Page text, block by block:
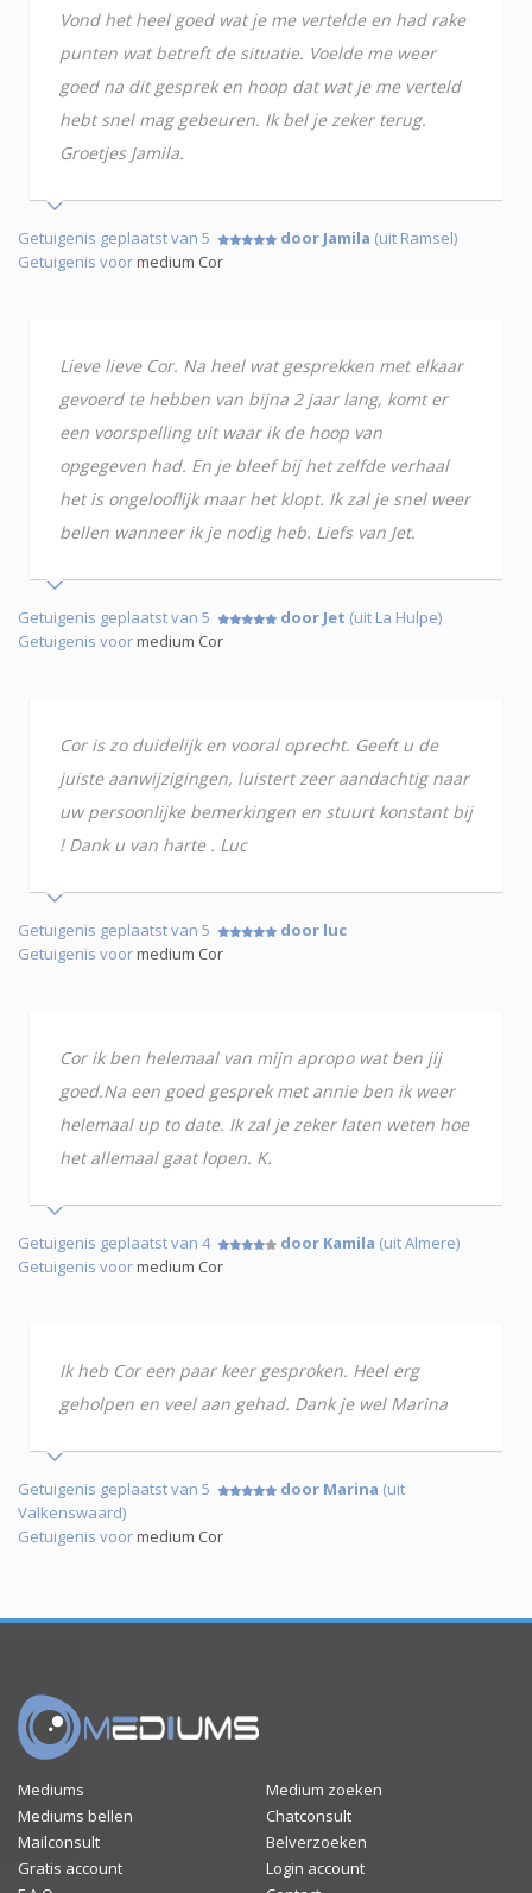
Vond het heel goed wat je me vertelde en had rake
punten wat betreft de situatie. Voelde me weer
goed na dit gesprek en hoop dat wat je me verteld
hebt snel mag gebeuren. Ik bel je zeker terug.
Groetjes Jamila.
Getuigenis geplaatst van 5 door Jamila (uit Ramsel)
Getuigenis voormedium Cor
Lieve lieve Cor. Na heel wat gesprekken met elkaar
gevoerd te hebben van bijna 2 jaar lang, komt er
een voorspelling uit waar ik de hoop van
opgegeven had. En je bleef bij het zelfde verhaal
het is ongelooflijk maar het klopt. Ik zal je snel weer
bellen wanneer ik je nodig heb. Liefs van Jet.
Getuigenis geplaatst van 5 door Jet (uit La Hulpe)
Getuigenis voormedium Cor
Cor is zo duidelijk en vooral oprecht. Geeft u de
juiste aanwijzigingen, luistert zeer aandachtig naar
uw persoonlijke bemerkingen en stuurt konstant bij
! Dank u van harte . Luc
Getuigenis geplaatst van 5
door luc
Getuigenis voormedium Cor
Cor ik ben helemaal van mijn apropo wat ben jij
goed.Na een goed gesprek met annie ben ik weer
helemaal up to date. Ik zal je zeker laten weten hoe
het allemaal gaat lopen. K.
Getuigenis geplaatst van 4 door Kamila (uit Almere)
Getuigenis voormedium Cor
Ik heb Cor een paar keer gesproken. Heel erg
geholpen en veel aan gehad. Dank je wel Marina
Getuigenis geplaatst van 5 door Marina (uit
Valkenswaard)
Getuigenis voormedium Cor
Mediums
Medium zoeken
Mediums bellen
Chatconsult
Mailconsult
Belverzoeken
Gratis account
Login account